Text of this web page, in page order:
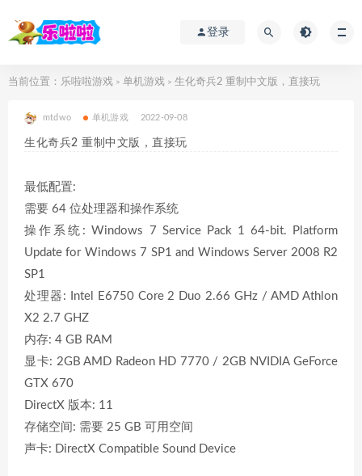
登录
当前位置： 乐啦啦游戏 > 单机游戏 > 生化奇兵2 重制中文版，直接玩
mtdwo 单机游戏 2022-09-08
生化奇兵2 重制中文版，直接玩
最低配置:
需要 64 位处理器和操作系统
操作系统: Windows 7 Service Pack 1 64-bit. Platform
Update for Windows 7 SP1 and Windows Server 2008 R2
SP1
处理器: Intel E6750 Core 2 Duo 2.66 GHz / AMD Athlon
X2 2.7 GHZ
内存: 4 GB RAM
显卡: 2GB AMD Radeon HD 7770 / 2GB NVIDIA GeForce
GTX 670
DirectX 版本: 11
存储空间: 需要 25 GB 可用空间
声卡: DirectX Compatible Sound Device